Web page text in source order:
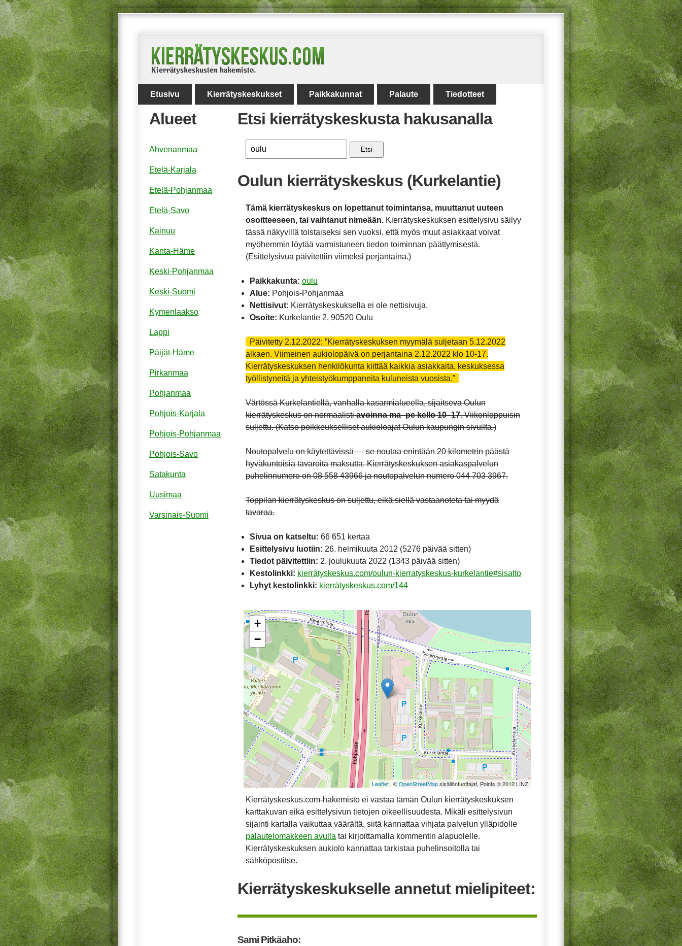
Etusivu Kierrätyskeskukset Paikkakunnat Palaute Tiedotteet
Etsi kierrätyskeskusta hakusanalla
Etsi
Oulun kierrätyskeskus (Kurkelantie)
Tämä kierrätyskeskus on lopettanut toimintansa, muuttanut uuteen
osoitteeseen, tai vaihtanut nimeään. Kierrätyskeskuksen esittelysivu säilyy
tässä näkyvillä toistaiseksi sen vuoksi, että myös muut asiakkaat voivat
myöhemmin löytää varmistuneen tiedon toiminnan päättymisestä.
(Esittelysivua päivitettiin viimeksi perjantaina.)
Paikkakunta: oulu
Alue: Pohjois-Pohjanmaa
Nettisivut: Kierrätyskeskuksella ei ole nettisivuja.
Osoite: Kurkelantie 2, 90520 Oulu
Päivitetty 2.12.2022:
Kierrätyskeskuksen myymälä suljetaan 5.12.2022
alkaen. Viimeinen aukiolopäivä on perjantaina 2.12.2022 klo 10-17.
Kierrätyskeskuksen henkilökunta kiittää kaikkia asiakkaita, keskuksessa
työllistyneitä ja yhteistyökumppaneita kuluneista vuosista.
Värtössä Kurkelantiellä, vanhalla kasarmialueella, sijaitseva Oulun
kierrätyskeskus on normaalistiavoinna ma–pe kello 10–17.Viikonloppuisin
suljettu. (Katso poikkeukselliset aukioloajat Oulun kaupungin sivuilta.)
Noutopalvelu on käytettävissä — se noutaa enintään 20 kilometrin päästä
hyväkuntoisia tavaroita maksutta. Kierrätyskeskuksen asiakaspalvelun
puhelinnumero on 08 558 43966 ja noutopalvelun numero 044 703 3967.
Toppilan kierrätyskeskus on suljettu, eikä siellä vastaanoteta tai myydä
tavaraa.
Sivua on katseltu: 66 651 kertaa
Esittelysivu luotiin: 26. helmikuuta 2012 (5276 päivää sitten)
Tiedot päivitettiin: 2. joulukuuta 2022 (1343 päivää sitten)
Kestolinkki: kierrätyskeskus.com/oulun-kierratyskeskus-kurkelantie#sisalto
Lyhyt kestolinkki: kierrätyskeskus.com/144
+
−
Leaflet | ©OpenStreetMapsisällöntuottajat, Points © 2012 LINZ
Kierrätyskeskus.com-hakemisto ei vastaa tämän Oulun kierrätyskeskuksen
karttakuvan eikä esittelysivun tietojen oikeellisuudesta. Mikäli esittelysivun
sijainti kartalla vaikuttaa väärältä, siitä kannattaa vihjata palvelun ylläpidolle
palautelomakkeen avulla tai kirjoittamalla kommentin alapuolelle.
Kierrätyskeskuksen aukiolo kannattaa tarkistaa puhelinsoitolla tai
sähköpostitse.
Kierrätyskeskukselle annetut mielipiteet:
Sami Pitkäaho:
Alueet
Ahvenanmaa
Etelä-Karjala
Etelä-Pohjanmaa
Etelä-Savo
Kainuu
Kanta-Häme
Keski-Pohjanmaa
Keski-Suomi
Kymenlaakso
Lappi
Päijät-Häme
Pirkanmaa
Pohjanmaa
Pohjois-Karjala
Pohjois-Pohjanmaa
Pohjois-Savo
Satakunta
Uusimaa
Varsinais-Suomi